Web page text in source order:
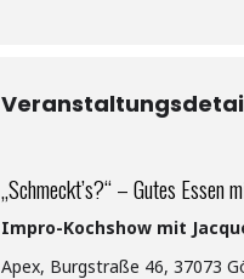
„Schmeckt’s?“ – Gutes Essen
Impro-Kochshow mit
Apex, Burgstraße 46, 37073